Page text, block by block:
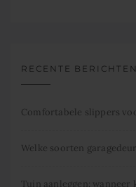
RECENTE BERICHTEN
Comfortabele slippers
Welke soorten
Tuin aanleggen: wanneer